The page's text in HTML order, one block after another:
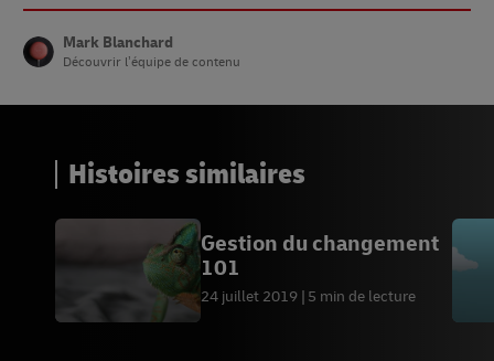
Mark Blanchard
Découvrir l’équipe de contenu
Histoires similaires
Gestion du changement
101
24 juillet 2019 5 min de lecture